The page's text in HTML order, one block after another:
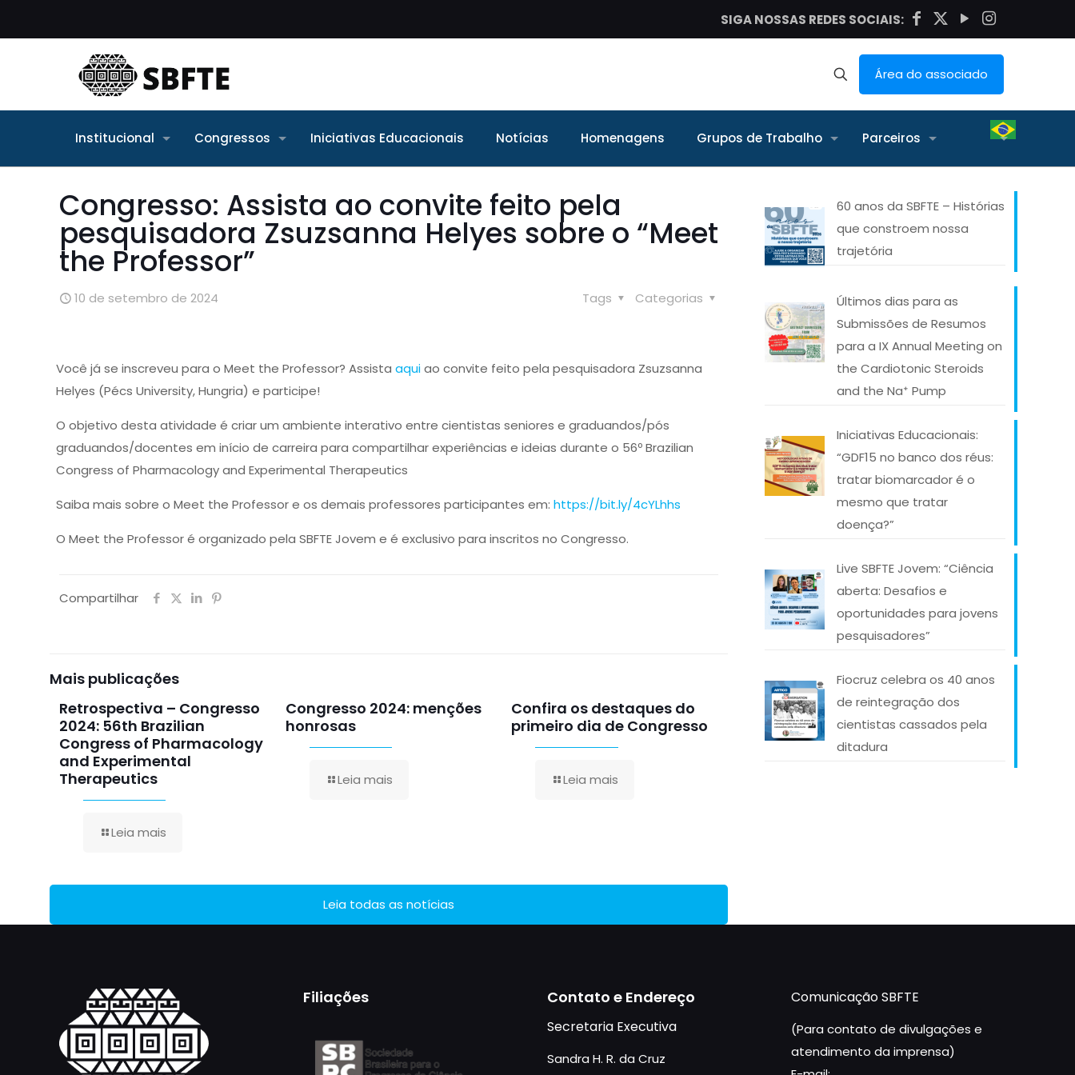
SIGA NOSSAS REDES SOCIAIS:
Área do associado
Institucional Congressos Iniciativas Educacionais Notícias Homenagens Grupos de Trabalho Parceiros
Congresso: Assista ao convite feito pela
pesquisadora Zsuzsanna Helyes sobre o “Meet
the Professor”
10 de setembro de 2024 Categorias
Tags
Você já se inscreveu para o Meet the Professor? Assistaaquiao convite feito pela pesquisadora Zsuzsanna
Helyes (Pécs University, Hungria) e participe!
O objetivo desta atividade é criar um ambiente interativo entre cientistas seniores e graduandos/pós
graduandos/docentes em início de carreira para compartilhar experiências e ideias durante o 56º Brazilian
Congress of Pharmacology and Experimental Therapeutics
Saiba mais sobre o Meet the Professor e os demais professores participantes em:https://bit.ly/4cYLhhs
O Meet the Professor é organizado pela SBFTE Jovem e é exclusivo para inscritos no Congresso.
Compartilhar
Mais publicações
Retrospectiva – Congresso
2024: 56th Brazilian
Congress of Pharmacology
and Experimental
Therapeutics
Leia mais
Congresso 2024: menções
honrosas
Leia mais
Confira os destaques do
primeiro dia de Congresso
Leia mais
Leia todas as notícias
60 anos da SBFTE – Histórias
que constroem nossa
trajetória
Últimos dias para as
Submissões de Resumos
para a IX Annual Meeting on
the Cardiotonic Steroids
and the Na⁺ Pump
Iniciativas Educacionais:
“GDF15 no banco dos réus:
tratar biomarcador é o
mesmo que tratar
doença?”
Live SBFTE Jovem: “Ciência
aberta: Desafios e
oportunidades para jovens
pesquisadores”
Fiocruz celebra os 40 anos
de reintegração dos
cientistas cassados pela
ditadura
Filiações Contato e Endereço
Secretaria Executiva
Sandra H. R. da Cruz
Comunicação SBFTE
(Para contato de divulgações e
atendimento da imprensa)